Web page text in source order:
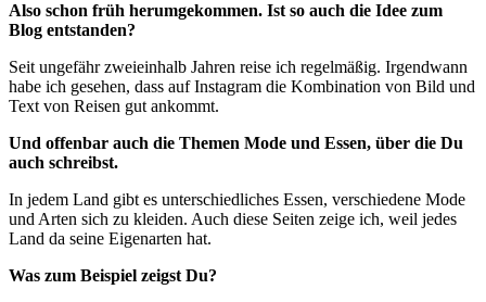
Also schon früh herumgekommen. Ist so auch die Idee zum
Blog entstanden?
Seit ungefähr zweieinhalb Jahren reise ich regelmäßig. Irgendwann
habe ich gesehen, dass auf Instagram die Kombination von Bild und
Text von Reisen gut ankommt.
Und offenbar auch die Themen Mode und Essen, über die Du
auch schreibst.
In jedem Land gibt es unterschiedliches Essen, verschiedene Mode
und Arten sich zu kleiden. Auch diese Seiten zeige ich, weil jedes
Land da seine Eigenarten hat.
Was zum Beispiel zeigst Du?